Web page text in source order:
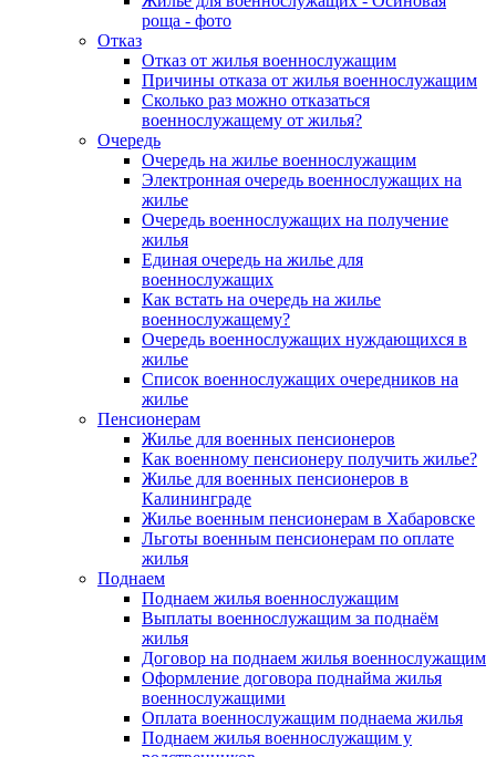
роща - фото
Отказ
Отказ от жилья военнослужащим
Причины отказа от жилья военнослужащим
Сколько раз можно отказаться
военнослужащему от жилья?
Очередь
Очередь на жилье военнослужащим
Электронная очередь военнослужащих на
жилье
Очередь военнослужащих на получение
жилья
Единая очередь на жилье для
военнослужащих
Как встать на очередь на жилье
военнослужащему?
Очередь военнослужащих нуждающихся в
жилье
Список военнослужащих очередников на
жилье
Пенсионерам
Жилье для военных пенсионеров
Как военному пенсионеру получить жилье?
Жилье для военных пенсионеров в
Калининграде
Жилье военным пенсионерам в Хабаровске
Льготы военным пенсионерам по оплате
жилья
Поднаем
Поднаем жилья военнослужащим
Выплаты военнослужащим за поднаём
жилья
Договор на поднаем жилья военнослужащим
Оформление договора поднайма жилья
военнослужащими
Оплата военнослужащим поднаема жилья
Поднаем жилья военнослужащим у